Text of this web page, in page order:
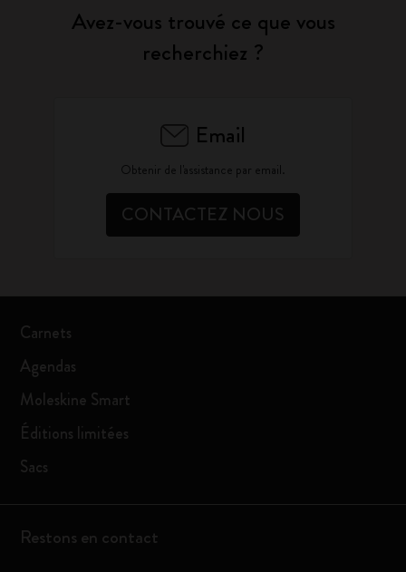
Avez-vous trouvé ce que vous
recherchiez ?
Email
Obtenir de l'assistance par email.
CONTACTEZ NOUS
Carnets
Agendas
Moleskine Smart
Éditions limitées
Sacs
Restons en contact